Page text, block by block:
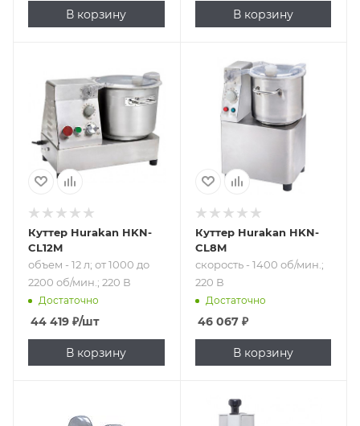
В корзину В корзину
объем - 12 л; от
1000 до 2200 об/
мин.; 220 В
Куттер Hurakan HKN-
CL12M
объем - 12 л; от 1000 до
2200 об/мин.; 220 В
Достаточно
44 419 ₽/шт
В корзину
Подпись к товару
скорость - 1400
об/мин.; 220 В
Куттер Hurakan HKN-
CL8M
скорость - 1400 об/мин.;
220 В
Достаточно
46 067₽
В корзину
объем - 5 л;
Подпись к товару
импульсный